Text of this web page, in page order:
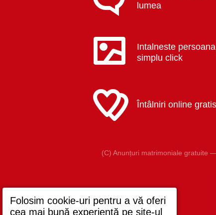
lumea
Intalneste
simplu click
Întâlniri online gratis
(C) Anunțuri matrimoniale gratuite
Folosim cookie-uri pentru a vă oferi
cea mai bună experiență pe site-ul